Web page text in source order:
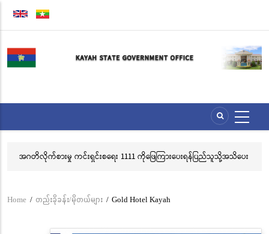
Skip
content
အဂတိလိုက်စားမှု ကင်းရှင်းစရေး 1111 ကိုဖြေကြားပေးရန်ပြည်သူသို့အသိပေး
Breadcrumb
Home / တည်းခိုခန်း/မိုတယ်များ / Gold Hotel Kayah